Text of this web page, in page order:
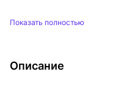
Показать полностью
Описание